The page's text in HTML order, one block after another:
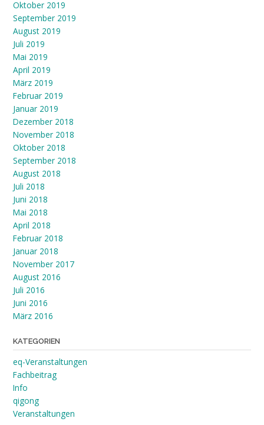
Oktober 2019
September 2019
August 2019
Juli 2019
Mai 2019
April 2019
März 2019
Februar 2019
Januar 2019
Dezember 2018
November 2018
Oktober 2018
September 2018
August 2018
Juli 2018
Juni 2018
Mai 2018
April 2018
Februar 2018
Januar 2018
November 2017
August 2016
Juli 2016
Juni 2016
März 2016
KATEGORIEN
eq-Veranstaltungen
Fachbeitrag
Info
qigong
Veranstaltungen